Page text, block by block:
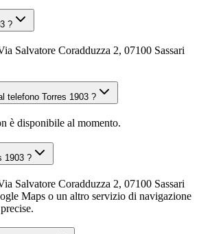
?
Salvatore Coradduzza 2, 07100 Sassari
telefono Torres 1903 ?
è disponibile al momento.
1903 ?
Salvatore Coradduzza 2, 07100 Sassari
Maps o un altro servizio di navigazione